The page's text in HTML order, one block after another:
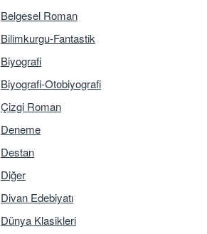
Belgesel Roman
Bilimkurgu-Fantastik
Biyografi
Biyografi-Otobiyografi
Çizgi Roman
Deneme
Destan
Diğer
Divan Edebiyatı
Dünya Klasikleri